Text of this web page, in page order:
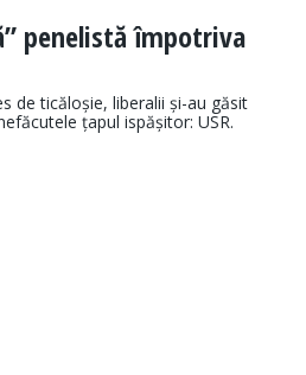
penelistă împotriva
de ticăloșie, liberalii și-au găsit
țapul ispășitor: USR.